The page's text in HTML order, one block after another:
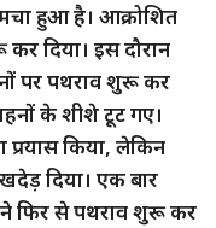
हुआ है। आक्रोशित
दिया। इस दौरान
पर पथराव शुरू कर
के शीशे टूट गए।
किया, लेकिन
दिया। एक बार
ने फिर से पथराव शुरू कर